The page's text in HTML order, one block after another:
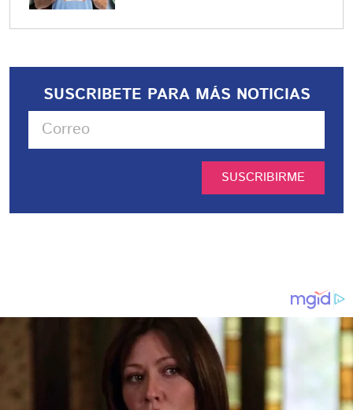
SUSCRIBETE PARA MÁS NOTICIAS
SUSCRIBIRME